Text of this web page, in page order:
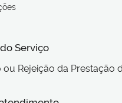
Serviço
Rejeição da Prestação